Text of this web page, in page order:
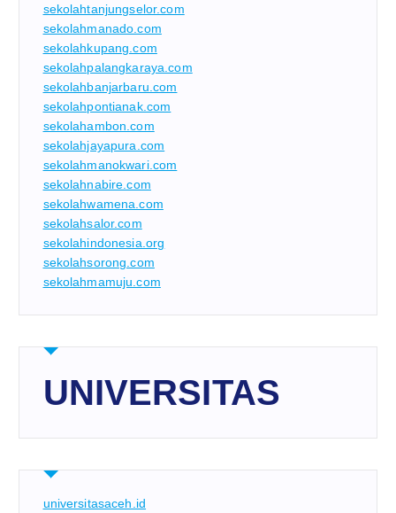
sekolahtanjungselor.com
sekolahmanado.com
sekolahkupang.com
sekolahpalangkaraya.com
sekolahbanjarbaru.com
sekolahpontianak.com
sekolahambon.com
sekolahjayapura.com
sekolahmanokwari.com
sekolahnabire.com
sekolahwamena.com
sekolahsalor.com
sekolahindonesia.org
sekolahsorong.com
sekolahmamuju.com
UNIVERSITAS
universitasaceh.id